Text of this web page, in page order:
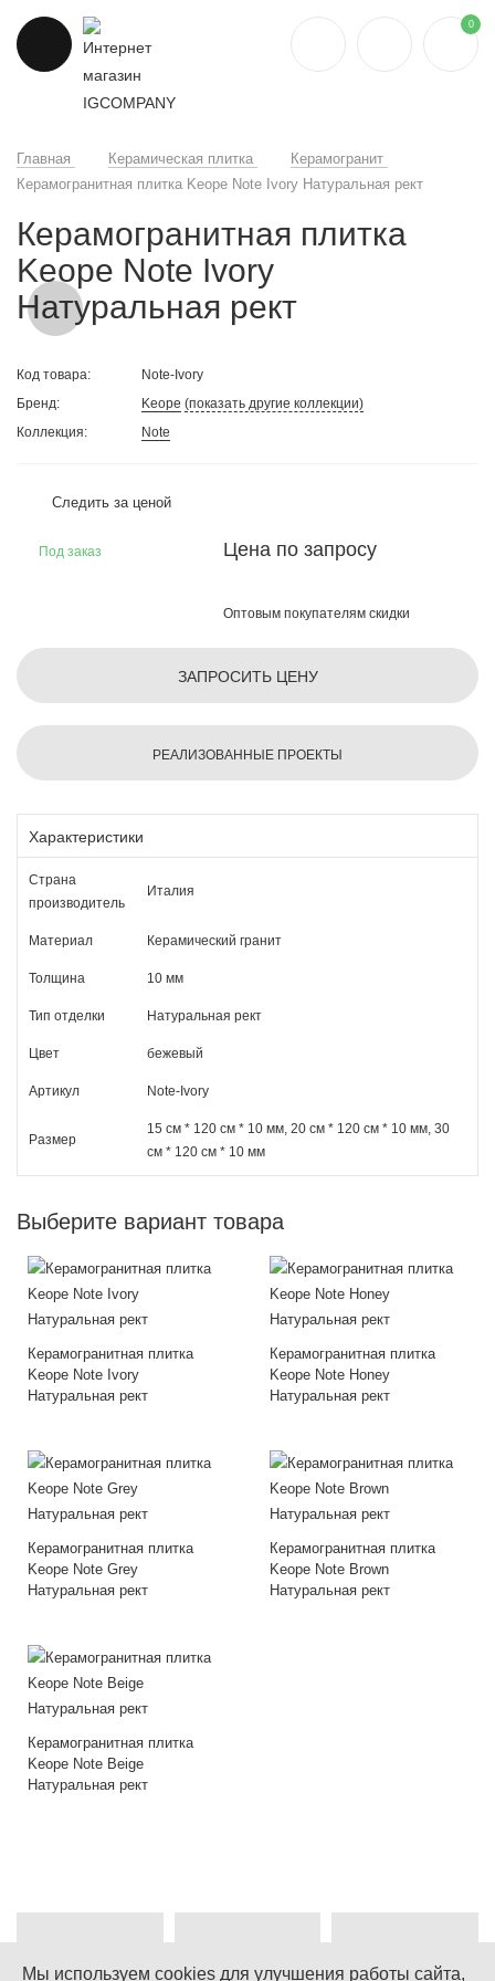
0
Главная Керамическая плитка
Керамогранит
Керамогранитная плитка Keope Note Ivory Натуральная рект
Керамогранитная плитка
Keope Note Ivory
Натуральная рект
Код товара:
Note-Ivory
Бренд:
Keope (показать другие коллекции)
Коллекция:
Note
Следить за ценой
Цена по запросу
Оптовым покупателям скидки
Под заказ
ЗАПРОСИТЬ ЦЕНУ
РЕАЛИЗОВАННЫЕ ПРОЕКТЫ
Характеристики
Страна
производитель
Италия
Материал Керамический гранит
Толщина 10 мм
Тип отделки Натуральная рект
Цвет бежевый
Артикул Note-Ivory
Размер
15 см * 120 см * 10 мм, 20 см * 120 см * 10 мм, 30
см * 120 см * 10 мм
Выберите вариант товара
Керамогранитная плитка
Keope Note Ivory
Натуральная рект
Керамогранитная плитка
Keope Note Honey
Натуральная рект
Керамогранитная плитка
Keope Note Grey
Натуральная рект
Керамогранитная плитка
Keope Note Brown
Натуральная рект
Керамогранитная плитка
Keope Note Beige
Натуральная рект
Мы используем cookies для улучшения работы сайта,